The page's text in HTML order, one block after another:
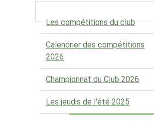
Les compétitions du club
Calendrier des compétitions
2026
Championnat du Club 2026
Les jeudis de l'été 2025